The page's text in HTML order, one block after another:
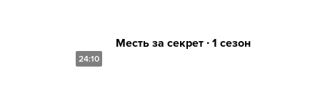
24:10
Месть за секрет ∙ 1 сезон